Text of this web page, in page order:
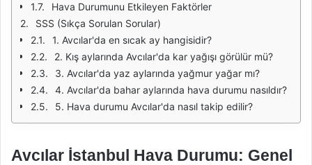
Hava Durumunu Etkileyen Faktörler
SSS (Sıkça Sorulan Sorular)
1. Avcılar'da en sıcak ay hangisidir?
2. Kış aylarında Avcılar'da kar yağışı görülür mü?
3. Avcılar'da yaz aylarında yağmur yağar mı?
4. Avcılar'da bahar aylarında hava durumu nasıldır?
5. Hava durumu Avcılar'da nasıl takip edilir?
Avcılar İstanbul Hava Durumu: Genel